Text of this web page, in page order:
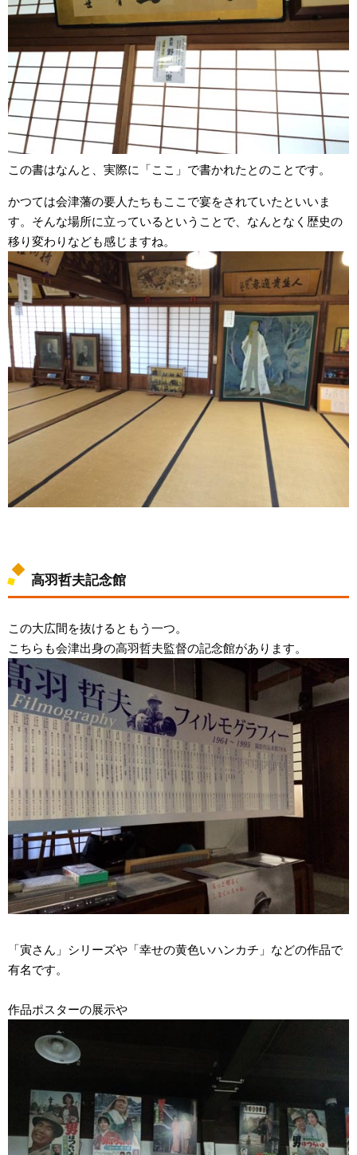
この書はなんと、実際に「ここ」で書かれたとのことです。
かつては会津藩の要人たちもここで宴をされていたといいま
す。そんな場所に立っているということで、なんとなく歴史の
移り変わりなども感じますね。
高羽哲夫記念館
この大広間を抜けるともう一つ。
こちらも会津出身の高羽哲夫監督の記念館があります。
「寅さん」シリーズや「幸せの黄色いハンカチ」などの作品で
有名です。
作品ポスターの展示や